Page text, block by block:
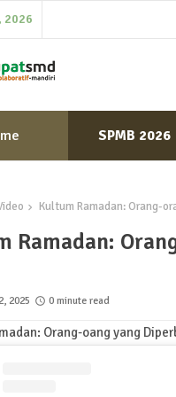
2026
SPMB 2026
Kultum Ramadan: Orang-
Ramadan:
2025
0 minute read
Orang-oang yang